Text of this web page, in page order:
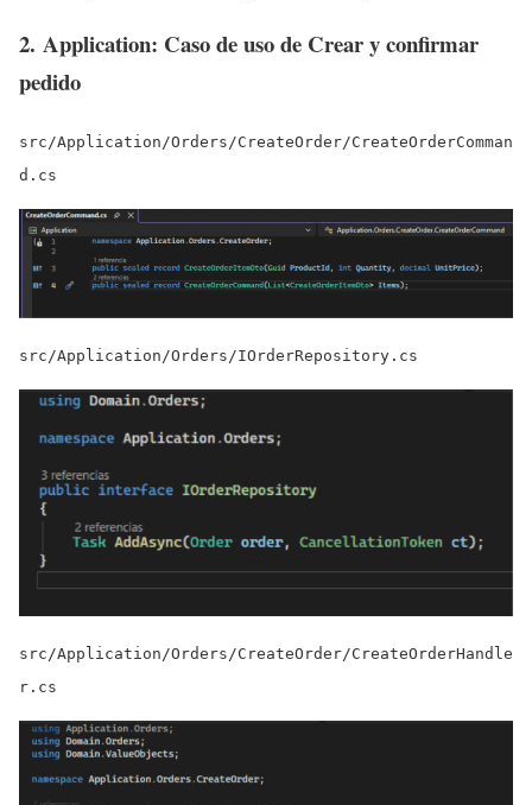
2. Application: Caso de uso de Crear y confirmar
pedido
src/Application/Orders/CreateOrder/CreateOrderComman
d.cs
src/Application/Orders/IOrderRepository.cs
src/Application/Orders/CreateOrder/CreateOrderHandle
r.cs